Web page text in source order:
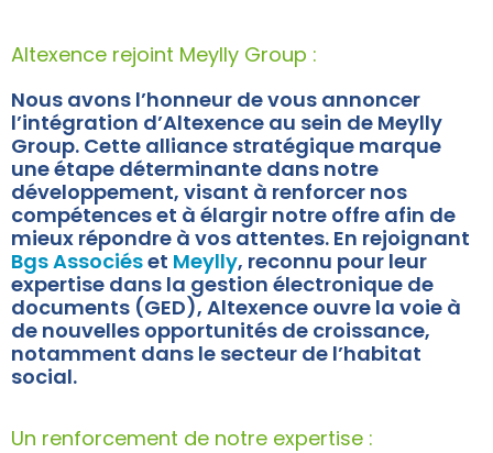
Altexence rejoint Meylly Group :
Nous avons l’honneur de vous annoncer
l’intégration d’Altexence au sein de Meylly
Group. Cette alliance stratégique marque
une étape déterminante dans notre
développement, visant à renforcer nos
compétences et à élargir notre offre afin de
mieux répondre à vos attentes. En rejoignant
Bgs Associéset Meylly, reconnu pour leur
expertise dans la gestion électronique de
documents (GED), Altexence ouvre la voie à
de nouvelles opportunités de croissance,
notamment dans le secteur de l’habitat
social.
Un renforcement de notre expertise :